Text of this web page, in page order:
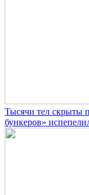
Тысячи тел скрыты
бункеров»